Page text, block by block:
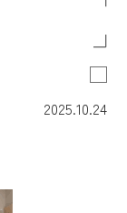
2025.10.24